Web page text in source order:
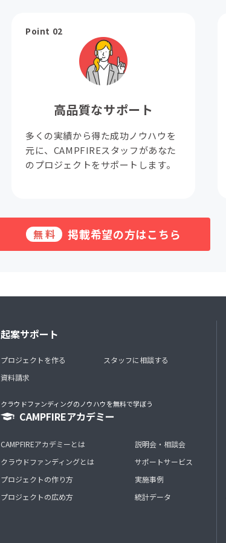
Point 02
高品質なサポート
多くの実績から得た成功ノウハウを
元に、CAMPFIREスタッフがあなた
のプロジェクトをサポートします。
無料 掲載希望の方はこちら
起案サポート
プロジェクトを作る
資料請求
スタッフに相談する
クラウドファンディングのノウハウを無料で学ぼう
CAMPFIREアカデミー
CAMPFIREアカデミーとは
クラウドファンディングとは
プロジェクトの作り方
プロジェクトの広め方
説明会・相談会
サポートサービス
実施事例
統計データ